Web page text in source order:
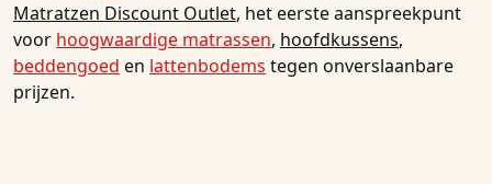
Matratzen Discount Outlet, het eerste aanspreekpunt
voor hoogwaardige matrassen, hoofdkussens,
beddengoed en lattenbodems tegen onverslaanbare
prijzen.